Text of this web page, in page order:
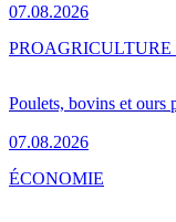
07.08.2026
Poulets, bovins et ours
07.08.2026
PRO
ÉCONOMIE